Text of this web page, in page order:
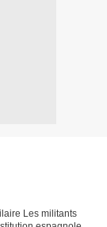
Les militants